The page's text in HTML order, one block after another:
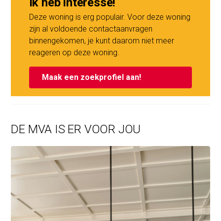
Deze woning is erg populair. Voor deze woning
zijn al voldoende contactaanvragen
binnengekomen, je kunt daarom niet meer
reageren op deze woning.
Maak een zoekprofiel aan!
DE MVA IS ER VOOR JOU